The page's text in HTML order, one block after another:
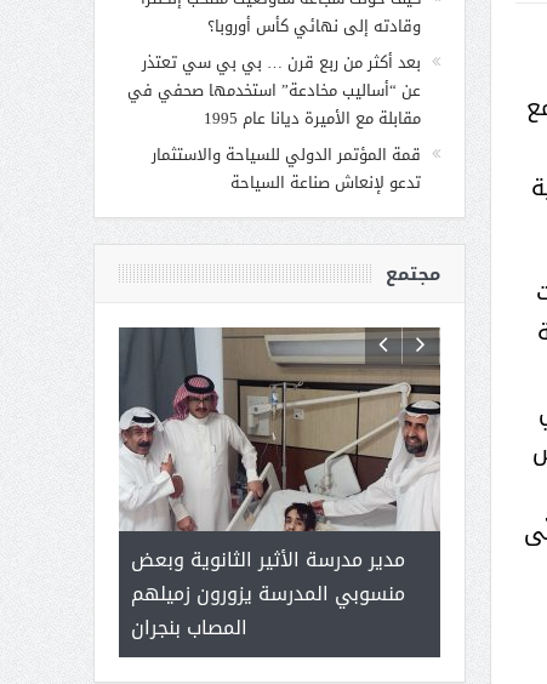
وقادته إلى نهائي كأس أوروبا؟
بعد أكثر من ربع قرن … بي بي سي تعتذر
عن “أساليب مخادعة” استخدمها صحفي في
مقابلة مع الأميرة ديانا عام 1995
قمة المؤتمر الدولي للسياحة والاستثمار
تدعو لإنعاش صناعة السياحة
مجتمع
( محمد
مدير مدرسة الأثير الثانوية وبعض
منسوبي المدرسة يزورون زميلهم
المصاب بنجران
) .. ميراث
العطاء